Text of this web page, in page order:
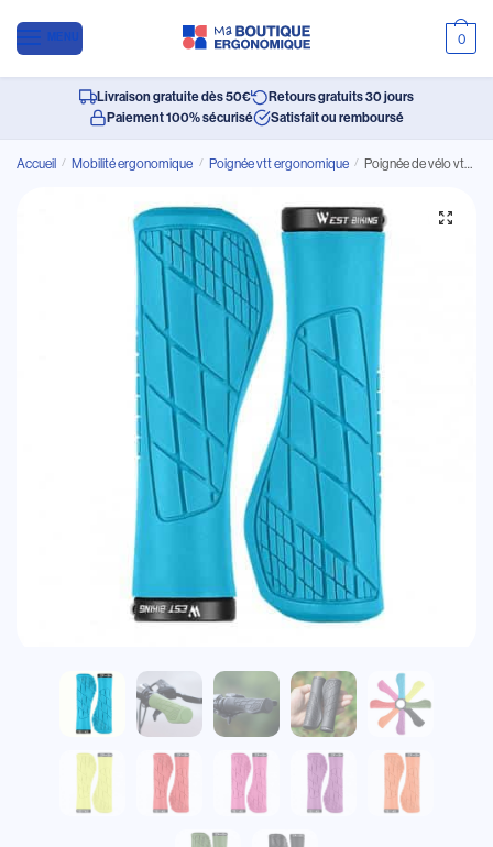
MENU 0
Livraison gratuite dès 50€
Retours gratuits 30 jours
Paiement 100% sécurisé
Satisfait ou remboursé
Accueil / Mobilité ergonomique / Poignée vtt ergonomique / Poignée de vélo vtt en caoutchouc antidérapant souple ergonomique